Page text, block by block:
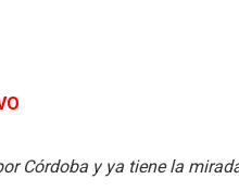
Córdoba y ya tiene la